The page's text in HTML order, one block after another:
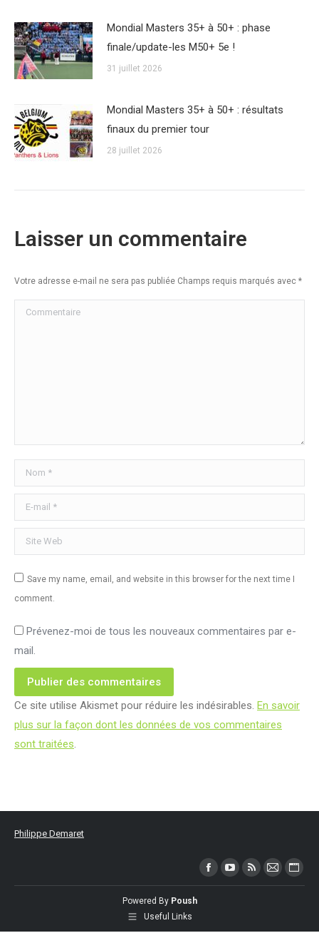
Mondial Masters 35+ à 50+ : phase
finale/update-les M50+ 5e !
31 juillet 2026
Mondial Masters 35+ à 50+ : résultats
finaux du premier tour
28 juillet 2026
Laisser un commentaire
Votre adresse e-mail ne sera pas publiée Champs requis marqués avec *
Commentaire
Nom *
E-mail *
Site Web
Save my name, email, and website in this browser for the next time I
comment.
Prévenez-moi de tous les nouveaux commentaires par e-
mail.
Publier des commentaires
Ce site utilise Akismet pour réduire les indésirables. En savoir
plus sur la façon dont les données de vos commentaires
sont traitées
Philippe Demaret
Facebook
in
YouTube
in
RSS
in
Mail
in
Site
opens
Powered By Poush
Useful Links